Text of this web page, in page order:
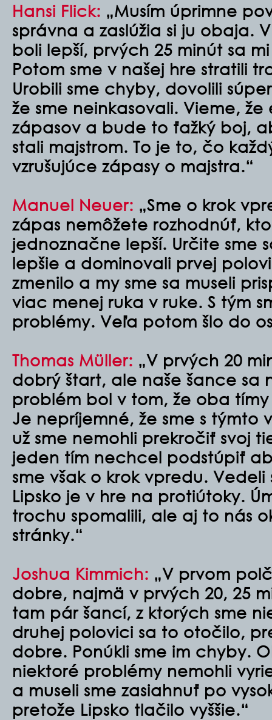
Hansi Flick: „Musím úprimne
správna a zaslúžia si ju obaja.
boli lepší, prvých 25 minút sa
Potom sme v našej hre stratili
Urobili sme chyby, dovolili
že sme neinkasovali. Vieme, že
zápasov a bude to ťažký boj,
stali majstrom. To je to, čo
vzrušujúce zápasy o majstra.“
Manuel Neuer: „Sme o krok
zápas nemôžete rozhodnúť,
jednoznačne lepší. Určite sme
lepšie a dominovali prvej
zmenilo a my sme sa museli
viac menej ruka v ruke. S tým
problémy. Veľa potom šlo do
Thomas Müller: „V prvých 20
dobrý štart, ale naše šance sa
problém bol v tom, že oba tímy
Je nepríjemné, že sme s týmto
už sme nemohli prekročiť svoj
jeden tím nechcel podstúpiť
sme však o krok vpredu. Vedeli
Lipsko je v hre na protiútoky.
trochu spomalili, ale aj to nás
stránky.“
Joshua Kimmich: „V prvom
dobre, najmä v prvých 20, 25
tam pár šancí, z ktorých sme
druhej polovici sa to otočilo,
dobre. Ponúkli sme im chyby.
niektoré problémy nemohli
a museli sme zasiahnuť po
pretože Lipsko tlačilo vyššie.“